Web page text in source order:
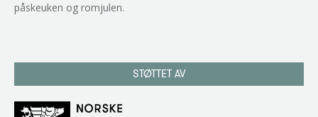
påskeuken og romjulen.
STØTTET AV